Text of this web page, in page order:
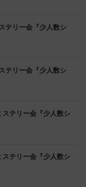
テリー会『少人数シ
テリー会『少人数シ
ステリー会『少人数シ
ステリー会『少人数シ